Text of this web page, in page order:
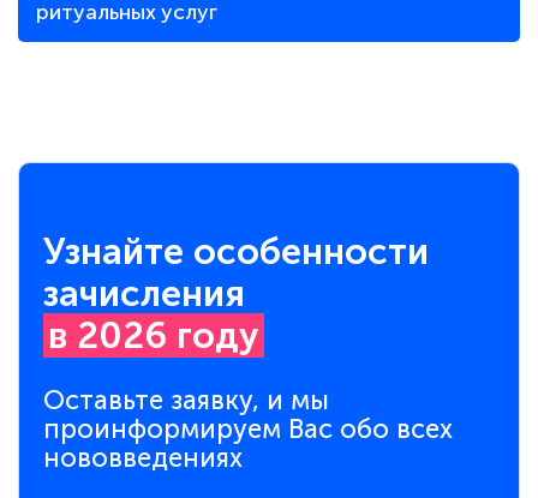
ритуальных услуг
Узнайте особенности
зачисления
в 2026 году
Оставьте заявку, и мы
проинформируем Вас обо всех
нововведениях